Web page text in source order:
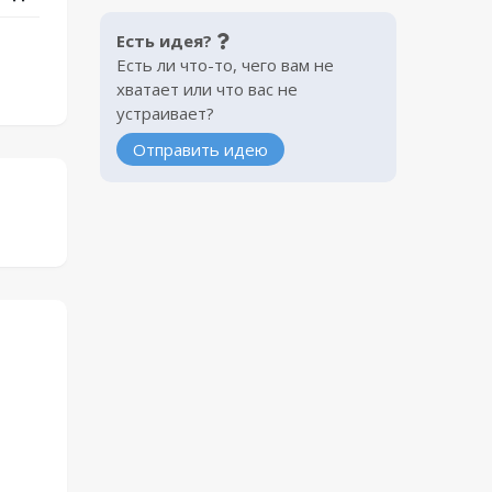
Есть идея?
Есть ли что-то, чего вам не
хватает или что вас не
устраивает?
Отправить идею